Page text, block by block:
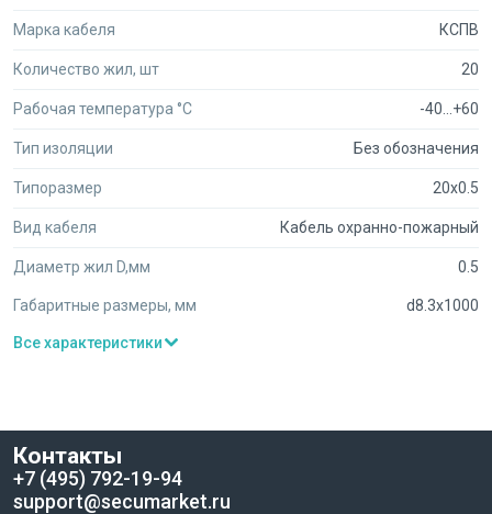
Марка кабеля КСПВ
Количество жил, шт 20
Рабочая температура °C -40...+60
Тип изоляции Без обозначения
Типоразмер 20x0.5
Вид кабеля Кабель охранно-пожарный
Диаметр жил D,мм 0.5
Габаритные размеры, мм d8.3x1000
Все характеристики
Контакты
+7 (495) 792-19-94
support@secumarket.ru